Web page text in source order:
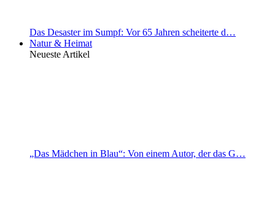
Das Desaster im Sumpf: Vor 65 Jahren scheiterte d…
Natur & Heimat
Neueste Artikel
„Das Mädchen in Blau“: Von einem Autor, der das G…